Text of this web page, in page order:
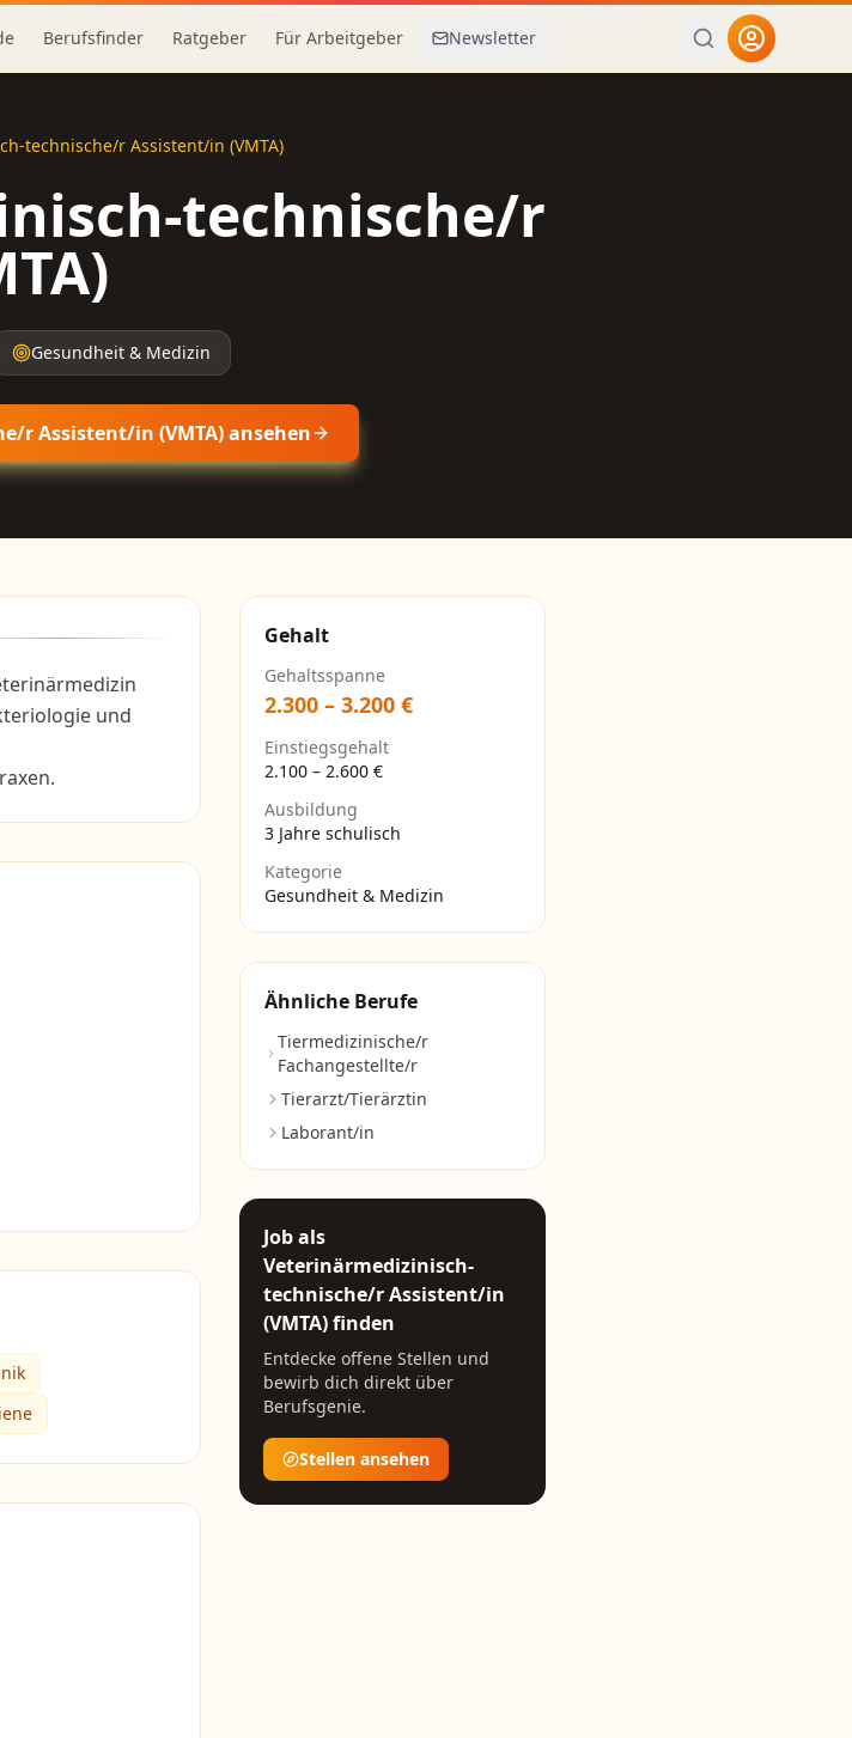
Berufsfinder Ratgeber Für Arbeitgeber Newsletter
technische/r Assistent/in (VMTA)
technische/r
Gesundheit & Medizin
r Assistent/in (VMTA)ansehen
und
Gehalt
Gehaltsspanne
2.300 – 3.200 €
Einstiegsgehalt
2.100 – 2.600 €
Ausbildung
3 Jahre schulisch
Kategorie
Gesundheit & Medizin
Ähnliche Berufe
Tiermedizinische/r
Fachangestellte/r
Tierarzt/Tierärztin
Laborant/in
Job als
Veterinärmedizinisch-
technische/r Assistent/in
(VMTA)finden
Entdecke offene Stellen und
bewirb dich direkt über
Berufsgenie.
Stellen ansehen